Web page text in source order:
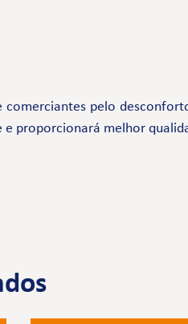
comerciantes pelo
proporcionará melhor